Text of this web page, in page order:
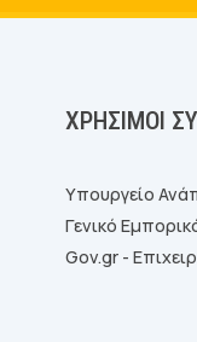
ΧΡΉΣΙΜΟΙ
Υπουργείο
Γενικό
Gov.gr -